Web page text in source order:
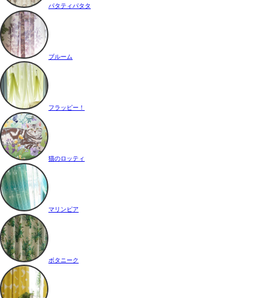
パタティパタタ
ブルーム
フラッピー！
猫のロッティ
マリンピア
ボタニーク